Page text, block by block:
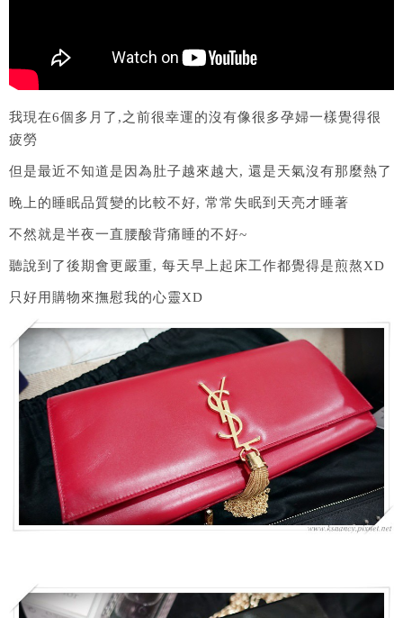
我現在6個多月了,之前很幸運的沒有像很多孕婦一樣覺得很
疲勞
但是最近不知道是因為肚子越來越大, 還是天氣沒有那麼熱了
晚上的睡眠品質變的比較不好, 常常失眠到天亮才睡著
不然就是半夜一直腰酸背痛睡的不好~
聽說到了後期會更嚴重, 每天早上起床工作都覺得是煎熬XD
只好用購物來撫慰我的心靈XD